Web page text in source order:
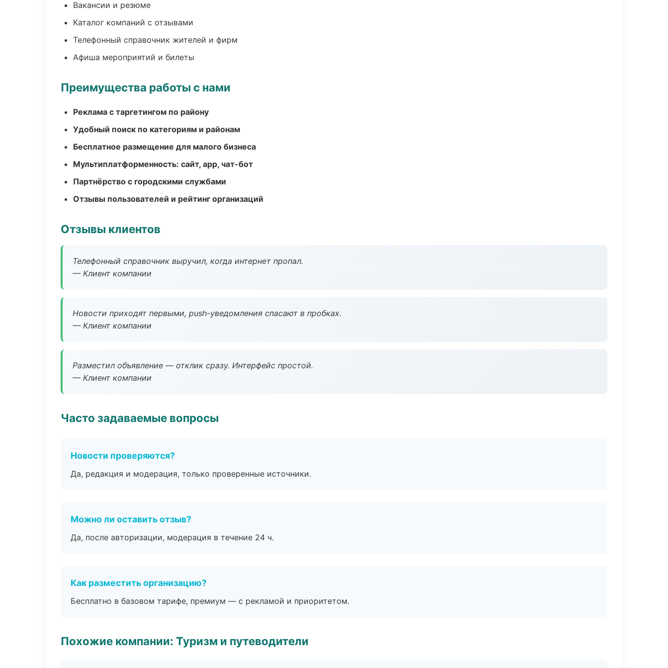
Вакансии и резюме
Каталог компаний с отзывами
Телефонный справочник жителей и фирм
Афиша мероприятий и билеты
Преимущества работы с нами
Реклама с таргетингом по району
Удобный поиск по категориям и районам
Бесплатное размещение для малого бизнеса
Мультиплатформенность: сайт, app, чат-бот
Партнёрство с городскими службами
Отзывы пользователей и рейтинг организаций
Отзывы клиентов
Телефонный справочник выручил, когда интернет пропал.
— Клиент компании
Новости приходят первыми, push-уведомления спасают в пробках.
— Клиент компании
Разместил объявление — отклик сразу. Интерфейс простой.
— Клиент компании
Часто задаваемые вопросы
Новости проверяются?
Да, редакция и модерация, только проверенные источники.
Можно ли оставить отзыв?
Да, после авторизации, модерация в течение 24 ч.
Как разместить организацию?
Бесплатно в базовом тарифе, премиум — с рекламой и приоритетом.
Похожие компании: Туризм и путеводители